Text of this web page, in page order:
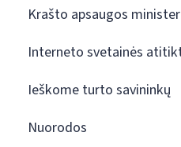
Krašto apsaugos
Interneto svetainės
Ieškome turto savininkų
Nuorodos